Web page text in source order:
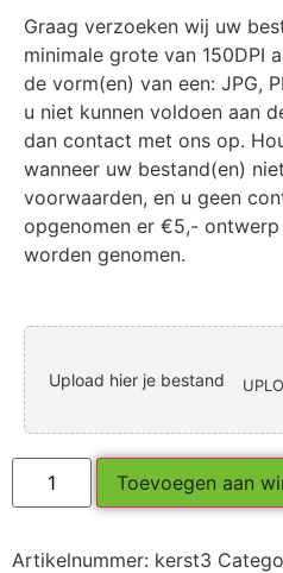
Graag verzoeken wij uw
minimale grote van 150DPI
de vorm(en) van een: JPG,
u niet kunnen voldoen aan
dan contact met ons op.
wanneer uw bestand(en)
voorwaarden, en u geen
opgenomen er €5,-
worden genomen.
Upload hier je bestand
Toevoegen aan
Artikelnummer: kerst3